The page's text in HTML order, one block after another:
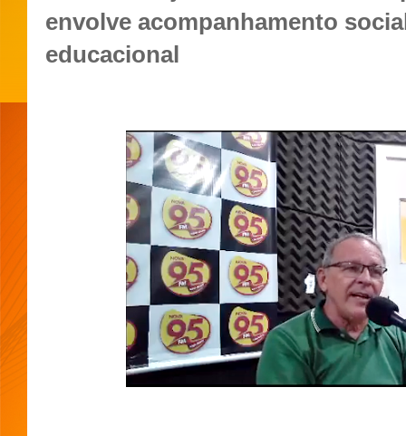
envolve acompanhamento
educacional